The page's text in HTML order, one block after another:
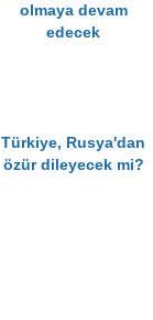
olmaya devam
edecek
Türkiye, Rusya'dan
özür dileyecek mi?